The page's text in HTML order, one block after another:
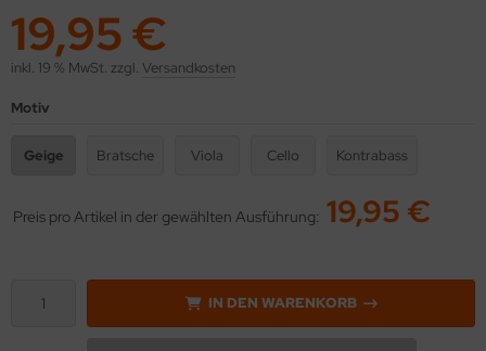
19,95 €
inkl. 19 % MwSt. zzgl. Versandkosten
Motiv
Geige Bratsche Viola Cello Kontrabass
Preis pro Artikel in der gewählten Ausführung: 19,95 €
IN DEN WARENKORB